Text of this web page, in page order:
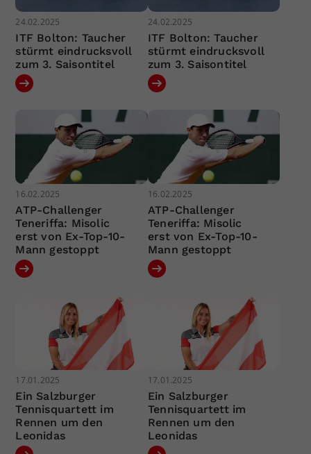
24.02.2025
ITF Bolton: Taucher
stürmt eindrucksvoll
zum 3. Saisontitel
24.02.2025
ITF Bolton: Taucher
stürmt eindrucksvoll
zum 3. Saisontitel
16.02.2025
ATP-Challenger
Teneriffa: Misolic
erst von Ex-Top-10-
Mann gestoppt
16.02.2025
ATP-Challenger
Teneriffa: Misolic
erst von Ex-Top-10-
Mann gestoppt
17.01.2025
Ein Salzburger
Tennisquartett im
Rennen um den
Leonidas
17.01.2025
Ein Salzburger
Tennisquartett im
Rennen um den
Leonidas